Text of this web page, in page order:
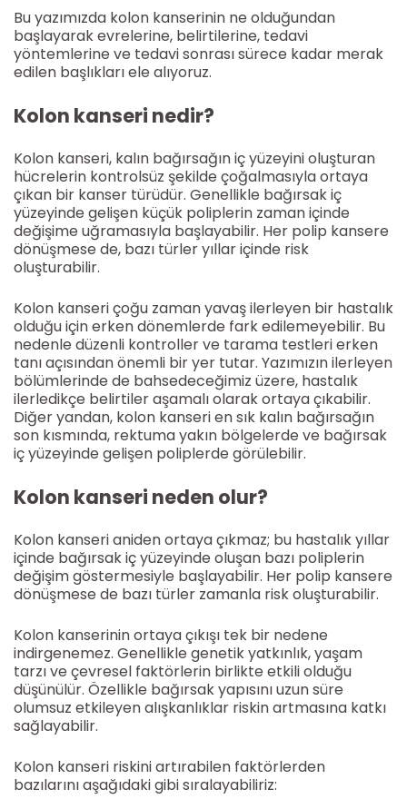
Bu yazımızda kolon kanserinin ne olduğundan
başlayarak evrelerine, belirtilerine, tedavi
yöntemlerine ve tedavi sonrası sürece kadar merak
edilen başlıkları ele alıyoruz.
Kolon kanseri nedir?
Kolon kanseri, kalın bağırsağın iç yüzeyini oluşturan
hücrelerin kontrolsüz şekilde çoğalmasıyla ortaya
çıkan bir kanser türüdür. Genellikle bağırsak iç
yüzeyinde gelişen küçük poliplerin zaman içinde
değişime uğramasıyla başlayabilir. Her polip kansere
dönüşmese de, bazı türler yıllar içinde risk
oluşturabilir.
Kolon kanseri çoğu zaman yavaş ilerleyen bir hastalık
olduğu için erken dönemlerde fark edilemeyebilir. Bu
nedenle düzenli kontroller ve tarama testleri erken
tanı açısından önemli bir yer tutar. Yazımızın ilerleyen
bölümlerinde de bahsedeceğimiz üzere, hastalık
ilerledikçe belirtiler aşamalı olarak ortaya çıkabilir.
Diğer yandan, kolon kanseri en sık kalın bağırsağın
son kısmında, rektuma yakın bölgelerde ve bağırsak
iç yüzeyinde gelişen poliplerde görülebilir.
Kolon kanseri neden olur?
Kolon kanseri aniden ortaya çıkmaz; bu hastalık yıllar
içinde bağırsak iç yüzeyinde oluşan bazı poliplerin
değişim göstermesiyle başlayabilir. Her polip kansere
dönüşmese de bazı türler zamanla risk oluşturabilir.
Kolon kanserinin ortaya çıkışı tek bir nedene
indirgenemez. Genellikle genetik yatkınlık, yaşam
tarzı ve çevresel faktörlerin birlikte etkili olduğu
düşünülür. Özellikle bağırsak yapısını uzun süre
olumsuz etkileyen alışkanlıklar riskin artmasına katkı
sağlayabilir.
Kolon kanseri riskini artırabilen faktörlerden
bazılarını aşağıdaki gibi sıralayabiliriz: